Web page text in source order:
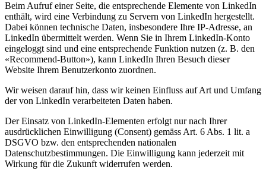
Beim Aufruf einer Seite, die entsprechende Elemente von LinkedIn
enthält, wird eine Verbindung zu Servern von LinkedIn hergestellt.
Dabei können technische Daten, insbesondere Ihre IP-Adresse, an
LinkedIn übermittelt werden. Wenn Sie in Ihrem LinkedIn-Konto
eingeloggt sind und eine entsprechende Funktion nutzen (z. B. den
«Recommend-Button»), kann LinkedIn Ihren Besuch dieser
Website Ihrem Benutzerkonto zuordnen.
Wir weisen darauf hin, dass wir keinen Einfluss auf Art und Umfang
der von LinkedIn verarbeiteten Daten haben.
Der Einsatz von LinkedIn-Elementen erfolgt nur nach Ihrer
ausdrücklichen Einwilligung (Consent) gemäss Art. 6 Abs. 1 lit. a
DSGVO bzw. den entsprechenden nationalen
Datenschutzbestimmungen. Die Einwilligung kann jederzeit mit
Wirkung für die Zukunft widerrufen werden.